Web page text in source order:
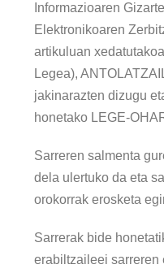
Informazioaren
Elektronikoaren
artikuluan
Legea),
jakinarazten dizugu
honetako LEGE-
Sarreren salmenta
dela ulertuko da eta
orokorrak erosketa
Sarrerak bide
erabiltzaileei sarreren